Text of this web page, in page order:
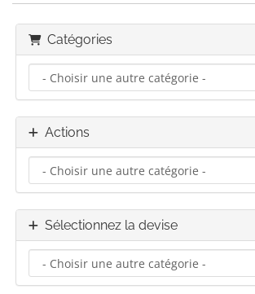
Catégories
Actions
Sélectionnez la devise